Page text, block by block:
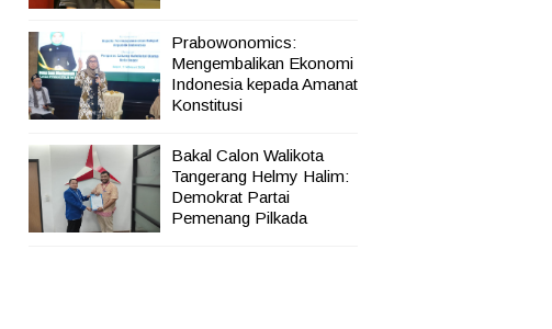
Prabowonomics:
Mengembalikan Ekonomi
Indonesia kepada Amanat
Konstitusi
Bakal Calon Walikota
Tangerang Helmy Halim:
Demokrat Partai
Pemenang Pilkada